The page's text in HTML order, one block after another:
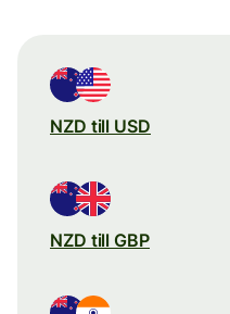
NZD till USD
NZD till GBP